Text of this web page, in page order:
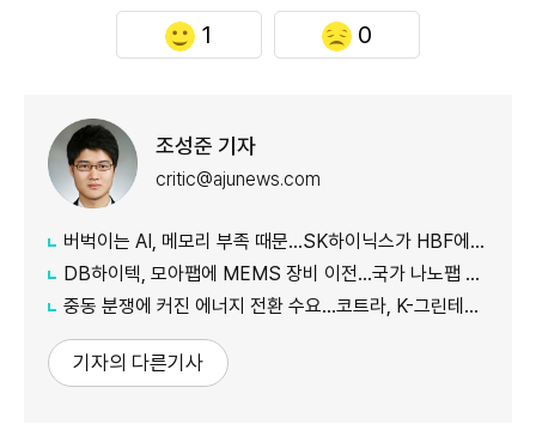
1 0
조성준 기자
critic@ajunews.com
버벅이는 AI, 메모리 부족 때문…SK하이닉스가 HBF에 집중하는 이유
DB하이텍, 모아팹에 MEMS 장비 이전…국가 나노팹 공정 지원
중동 분쟁에 커진 에너지 전환 수요…코트라, K-그린테크 수출길 넓힌다
기자의 다른기사